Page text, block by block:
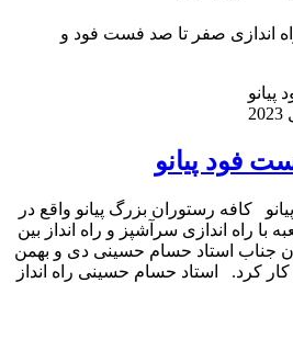
اندازی صفر تا صد فست فود و
فود پیانو
کافه رستوران بزرگ پیانو واقع در
با راه اندازی سرآشپز و راه انداز بین
جناب استاد حسام حسینی دی و بهمن
به کار کرد. استاد حسام حسینی راه انداز